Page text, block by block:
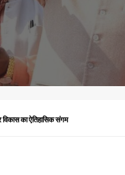
विकास का ऐतिहासिक संगम